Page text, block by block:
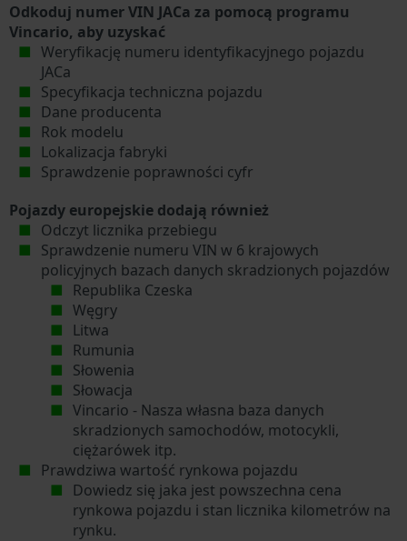
Odkoduj numer VIN JACa za pomocą programu
Vincario, aby uzyskać
Weryfikację numeru identyfikacyjnego pojazdu
JACa
Specyfikacja techniczna pojazdu
Dane producenta
Rok modelu
Lokalizacja fabryki
Sprawdzenie poprawności cyfr
Pojazdy europejskie dodają również
Odczyt licznika przebiegu
Sprawdzenie numeru VIN w 6 krajowych
policyjnych bazach danych skradzionych pojazdów
Republika Czeska
Węgry
Litwa
Rumunia
Słowenia
Słowacja
Vincario - Nasza własna baza danych
skradzionych samochodów, motocykli,
ciężarówek itp.
Prawdziwa wartość rynkowa pojazdu
Dowiedz się jaka jest powszechna cena
rynkowa pojazdu i stan licznika kilometrów na
rynku.